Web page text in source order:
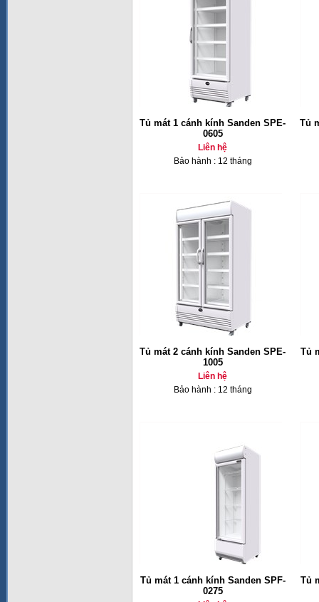
Tủ mát 1 cánh kính Sanden SPE-
0605
Liên hệ
Bảo hành : 12 tháng
Tủ
Tủ mát 2 cánh kính Sanden SPE-
1005
Liên hệ
Bảo hành : 12 tháng
Tủ
Tủ mát 1 cánh kính Sanden SPF-
0275
Tủ